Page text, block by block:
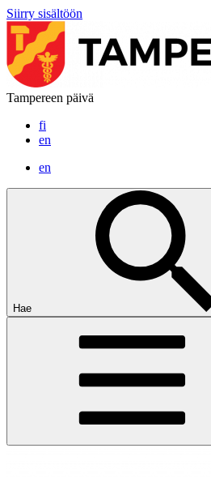
Siirry sisältöön
Tampereen päivä
fi
en
en
Hae